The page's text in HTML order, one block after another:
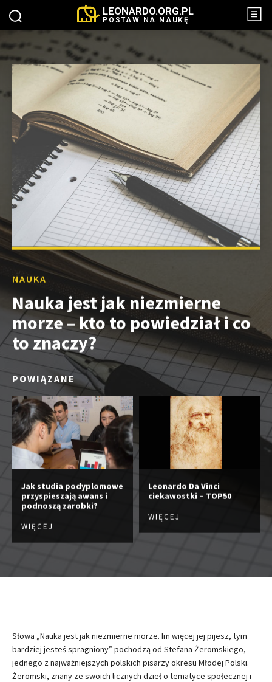
LEONARDO.ORG.PL
POSTAW NA NAUKĘ
NAUKA
Nauka jest jak niezmierne
morze – kto to powiedział i co
to znaczy?
POWIĄZANE
Jak studia podyplomowe
przyspieszają awans i
podnoszą zarobki?
WIĘCEJ
Leonardo Da Vinci
ciekawostki – TOP50
WIĘCEJ
Słowa „Nauka jest jak niezmierne morze. Im więcej jej pijesz, tym
bardziej jesteś spragniony” pochodzą od Stefana Żeromskiego,
jednego z najważniejszych polskich pisarzy okresu Młodej Polski.
Żeromski, znany ze swoich licznych dzieł o tematyce społecznej i